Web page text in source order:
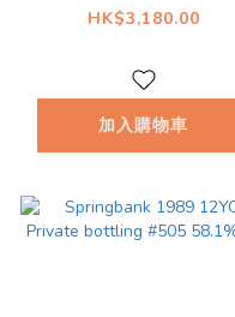
50% Old Malt Cask
HK$3,180.00
加入購物車